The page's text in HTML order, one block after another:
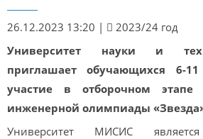
26.12.2023 13:20 |
2023/24 год
Университет науки и
приглашает обучающихся 6-
участие в отборочном этапе
инженерной олимпиады
Университет МИСИС является